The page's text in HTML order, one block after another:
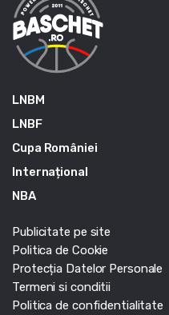
LNBM
LNBF
Cupa României
Internațional
NBA
Publicitate pe site
Politica de Cookie
Protecția Datelor Personale
Termeni si conditii
Politica de confidentialitate